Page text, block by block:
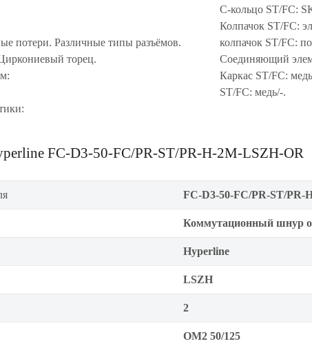
потери. Различные типы разъёмов.
торец.
С-кольцо ST/FC:
Колпачок ST/FC:
колпачок ST/FC:
Соединяющий
Каркас ST/FC:
ST/FC: медь/-.
FC-D3-50-FC/PR-ST/PR-H-2M-LSZH-OR
FC-D3-50-FC/PR-ST/PR-
Коммутационный шнур
Hyperline
LSZH
2
OM2 50/125